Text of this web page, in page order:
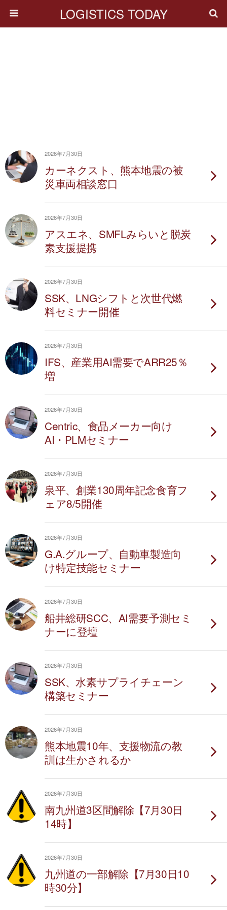
LOGISTICS TODAY
2026年7月30日
カーネクスト、熊本地震の被
災車両相談窓口
2026年7月30日
アスエネ、SMFLみらいと脱炭
素支援提携
2026年7月30日
SSK、LNGシフトと次世代燃
料セミナー開催
2026年7月30日
IFS、産業用AI需要でARR25％
増
2026年7月30日
Centric、食品メーカー向け
AI・PLMセミナー
2026年7月30日
泉平、創業130周年記念食育フ
ェア8/5開催
2026年7月30日
G.A.グループ、自動車製造向
け特定技能セミナー
2026年7月30日
船井総研SCC、AI需要予測セミ
ナーに登壇
2026年7月30日
SSK、水素サプライチェーン
構築セミナー
2026年7月30日
熊本地震10年、支援物流の教
訓は生かされるか
2026年7月30日
南九州道3区間解除【7月30日
14時】
2026年7月30日
九州道の一部解除【7月30日10
時30分】